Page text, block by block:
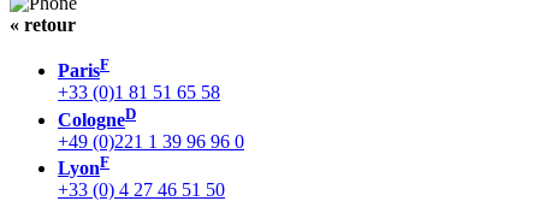
« retour
ParisF
+33 (0)1 81 51 65 58
CologneD
+49 (0)221 1 39 96 96 0
LyonF
+33 (0) 4 27 46 51 50